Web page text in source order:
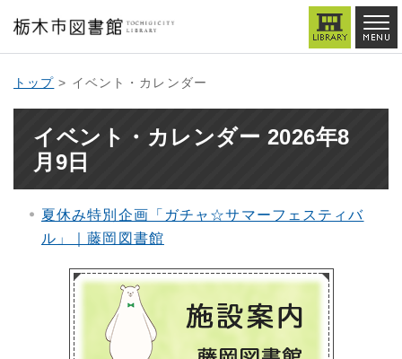
トップ > イベント・カレンダー
イベント・カレンダー 2026年8
月9日
夏休み特別企画「ガチャ☆サマーフェスティバ
ル」｜藤岡図書館